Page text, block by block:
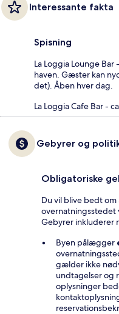
Interessante fakta
Spisning
La Loggia Lounge
haven. Gæster kan
det). Åben hver dag.
La Loggia Cafe Bar -
Gebyrer og
Obligatoriske
Du vil blive bedt
overnatningsstedet
Gebyrer inkluderer
Byen pålægger
gælder ikke
undtagelser og
oplysninger